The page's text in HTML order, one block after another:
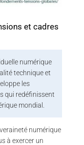
et cadres
numérique
technique et
les
qui redéfinissent
mondial.
numérique
à exercer un